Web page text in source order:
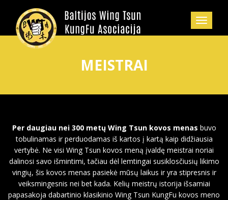
MEISTRAI
Per daugiau nei 300 metų Wing Tsun kovos menas buvo
tobulinamas ir perduodamas iš kartos į kartą kaip didžiausia
vertybė. Ne visi Wing Tsun kovos meną įvaldę meistrai noriai
dalinosi savo išmintimi, tačiau dėl lemtingai susiklosčiusių likimo
vingių, šis kovos menas pasiekė mūsų laikus ir yra stipresnis ir
veiksmingesnis nei bet kada. Kelių meistrų istorija išsamiai
papasakoja dabartinio klasikinio Wing Tsun KungFu kovos meno